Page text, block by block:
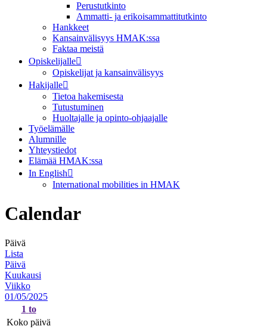
Perustutkinto
Ammatti- ja erikoisammattitutkinto
Hankkeet
Kansainvälisyys HMAK:ssa
Faktaa meistä
Opiskelijalle
Opiskelijat ja kansainvälisyys
Hakijalle
Tietoa hakemisesta
Tutustuminen
Huoltajalle ja opinto-ohjaajalle
Työelämälle
Alumnille
Yhteystiedot
Elämää HMAK:ssa
In English
International mobilities in HMAK
Calendar
Päivä
Lista
Päivä
Kuukausi
Viikko
01/05/2025
1 to
Koko päivä